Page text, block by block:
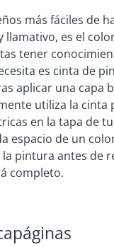
más fáciles de
llamativo, es el
tener
es cinta de
aplicar una capa
utiliza la cinta
en la tapa de
espacio de un
la pintura antes de
completo.